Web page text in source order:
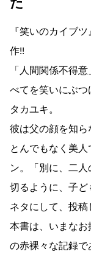
『笑いのカイブ
作!!
「人間関係不得
べてを笑いにぶ
タカユキ。
彼は父の顔を知ら
とんでもなく美
ン。「別に、二
切るように、子ど
ネタにして、投稿
本書は、いまなお
の赤裸々な記録で